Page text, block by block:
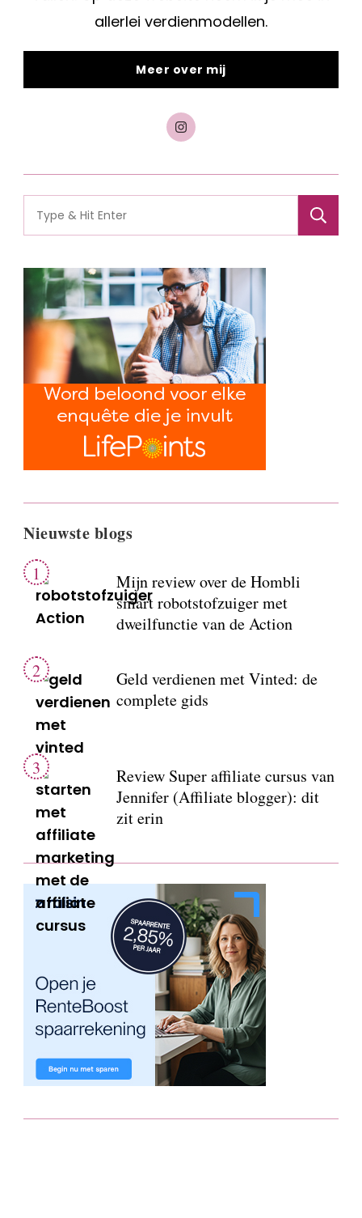
allerlei verdienmodellen.
Meer over mij
Search
for:
Nieuwste blogs
Mijn review over de Hombli
smart robotstofzuiger met
dweilfunctie van de Action
Geld verdienen met Vinted: de
complete gids
Review Super affiliate cursus van
Jennifer (Affiliate blogger): dit
zit erin